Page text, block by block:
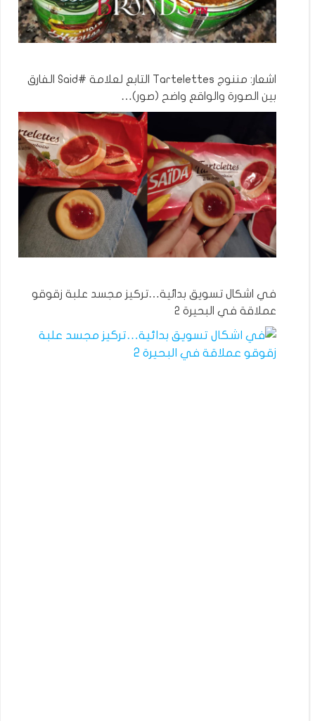
اشعار: مننوج Tartelettes التابع لعلامة #Said الفارق
بين الصورة والواقع واضح (صور)…
في اشكال تسويق بدائية…تركيز مجسد علبة زقوقو
عملاقة في البحيرة 2